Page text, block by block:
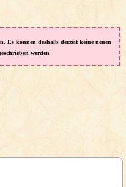
Es können deshalb derzeit keine neuen
werden